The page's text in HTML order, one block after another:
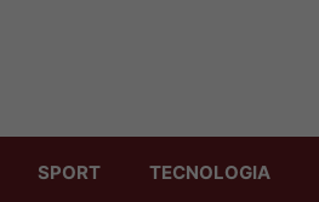
SPORT TECNOLOGIA